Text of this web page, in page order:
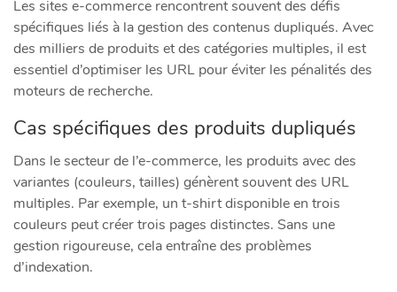
Les sites e-commerce rencontrent souvent des défis
spécifiques liés à la gestion des contenus dupliqués. Avec
des milliers de produits et des catégories multiples, il est
essentiel d’optimiser les URL pour éviter les pénalités des
moteurs de recherche.
Cas spécifiques des produits dupliqués
Dans le secteur de l’e-commerce, les produits avec des
variantes (couleurs, tailles) génèrent souvent des URL
multiples. Par exemple, un t-shirt disponible en trois
couleurs peut créer trois pages distinctes. Sans une
gestion rigoureuse, cela entraîne des problèmes
d’indexation.